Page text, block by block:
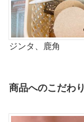
ジンタ、鹿角
商品へのこだわり